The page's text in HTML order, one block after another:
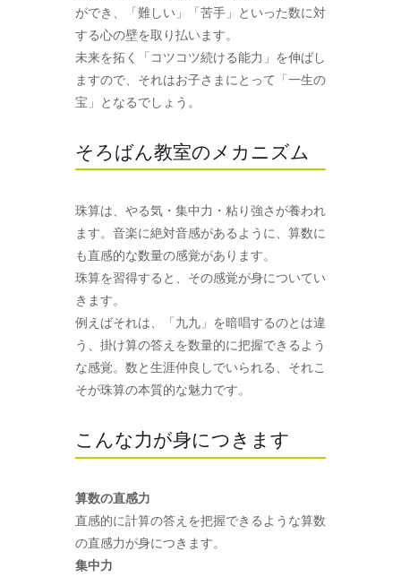
ができ、「難しい」「苦手」といった数に対
する心の壁を取り払います。
未来を拓く「コツコツ続ける能力」を伸ばし
ますので、それはお子さまにとって「一生の
宝」となるでしょう。
そろばん教室のメカニズム
珠算は、やる気・集中力・粘り強さが養われ
ます。音楽に絶対音感があるように、算数に
も直感的な数量の感覚があります。
珠算を習得すると、その感覚が身についてい
きます。
例えばそれは、「九九」を暗唱するのとは違
う、掛け算の答えを数量的に把握できるよう
な感覚。数と生涯仲良しでいられる、それこ
そが珠算の本質的な魅力です。
こんな力が身につきます
算数の直感力
直感的に計算の答えを把握できるような算数
の直感力が身につきます。
集中力